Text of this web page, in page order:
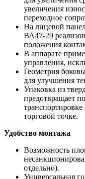
увеличения
переходное
На лицевой
ВА47-29
положения
В аппарате
управления,
Геометрия
для улучшения
Упаковка из
предотвращает
торговой точке.
Удобство монтажа
Возможность
отдельно).
Универсальная